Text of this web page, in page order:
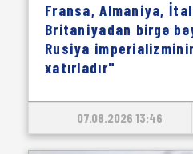
Fransa, Almaniya,
Britaniyadan birgə
Rusiya
xatırladır"
07.08.2026 13:46